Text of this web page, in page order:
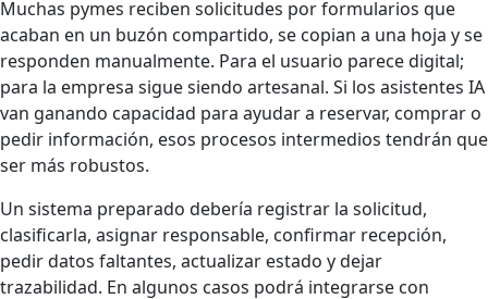
Muchas pymes reciben solicitudes por formularios que
acaban en un buzón compartido, se copian a una hoja y se
responden manualmente. Para el usuario parece digital;
para la empresa sigue siendo artesanal. Si los asistentes IA
van ganando capacidad para ayudar a reservar, comprar o
pedir información, esos procesos intermedios tendrán que
ser más robustos.
Un sistema preparado debería registrar la solicitud,
clasificarla, asignar responsable, confirmar recepción,
pedir datos faltantes, actualizar estado y dejar
trazabilidad. En algunos casos podrá integrarse con